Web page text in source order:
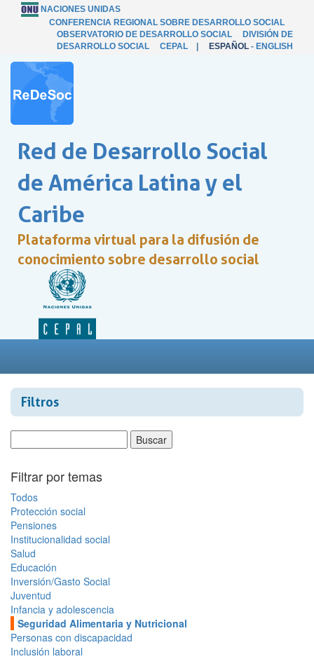
NACIONES UNIDAS
CONFERENCIA REGIONAL SOBRE DESARROLLO SOCIAL
OBSERVATORIO DE DESARROLLO SOCIAL
DIVISIÓN DE
DESARROLLO SOCIAL
CEPAL ESPAÑOL - ENGLISH
Red de Desarrollo Social
de América Latina y el
Caribe
Plataforma virtual para la difusión de
conocimiento sobre desarrollo social
Filtros
Filtrar por temas
Todos
Protección social
Pensiones
Institucionalidad social
Salud
Educación
Inversión/Gasto Social
Juventud
Infancia y adolescencia
Seguridad Alimentaria y Nutricional
Personas con discapacidad
Inclusión laboral